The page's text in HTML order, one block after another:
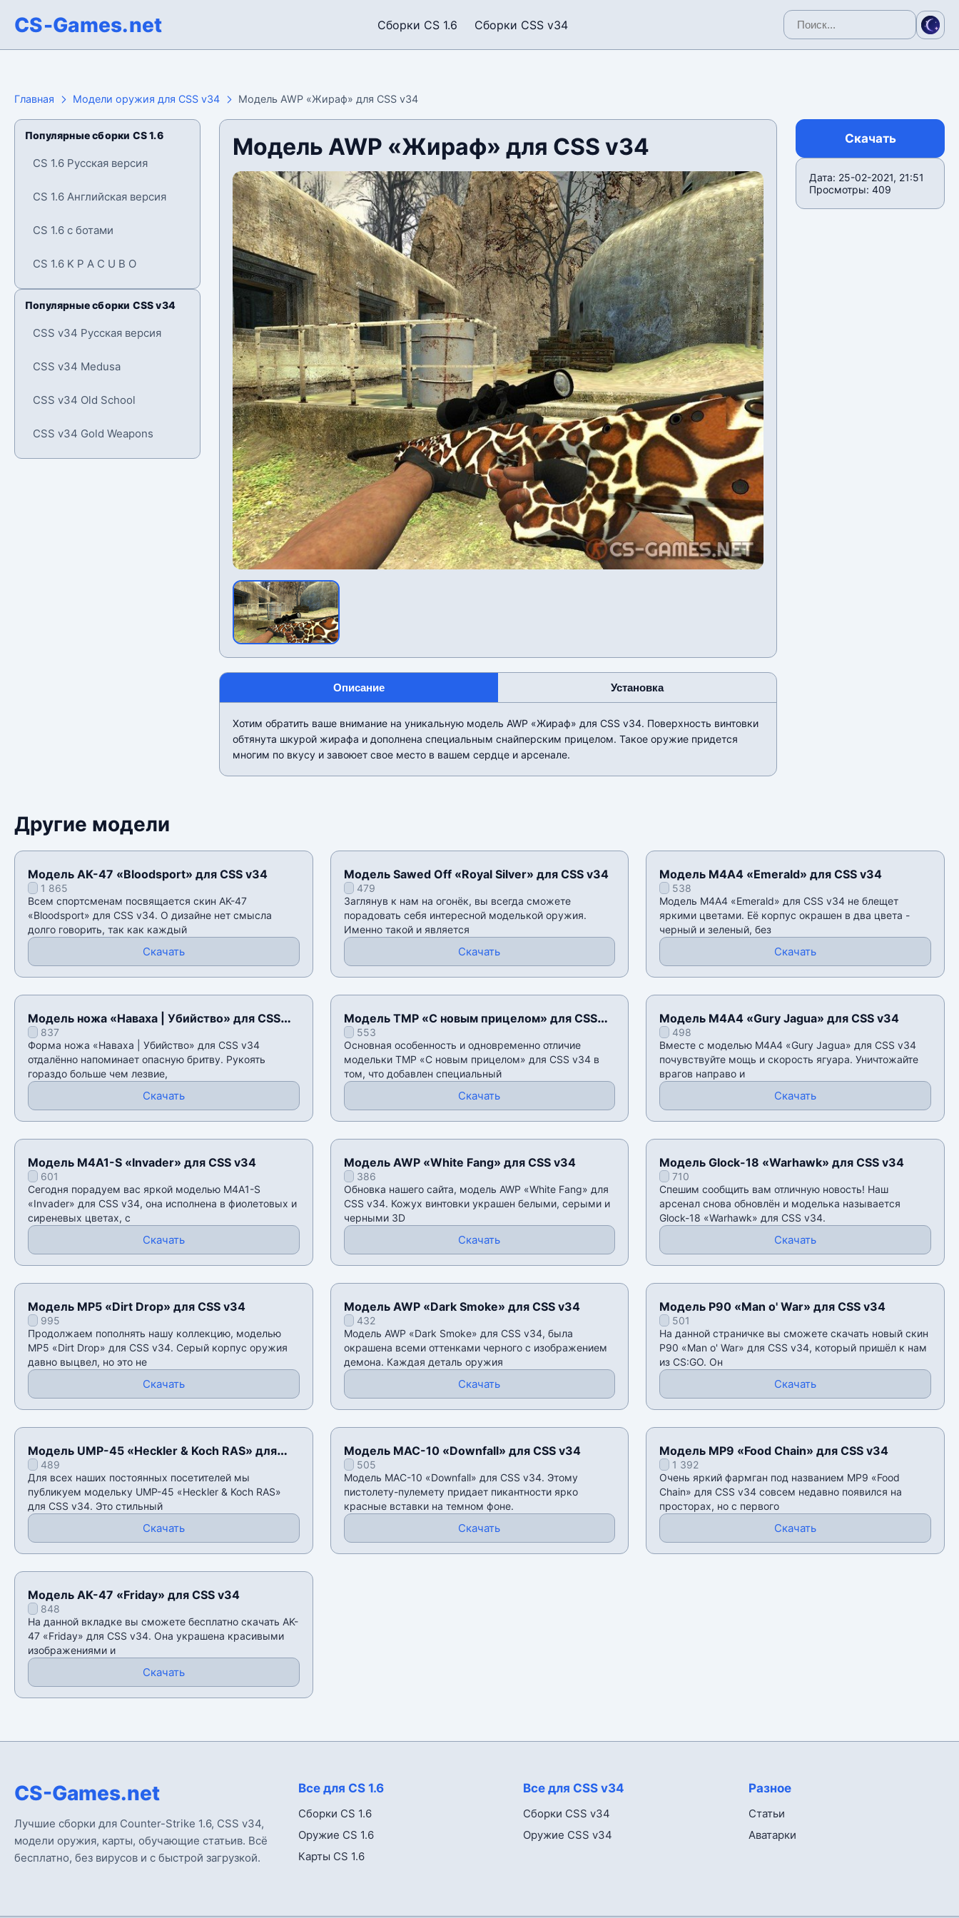
CS-Games.net Сборки CS 1.6 Сборки CSS v34
Главная Модели оружия для CSS v34 Модель AWP «Жираф» для CSS v34
Популярные сборки CS 1.6
CS 1.6 Русская версия
CS 1.6 Английская версия
CS 1.6 с ботами
CS 1.6 K P A C U B O
Популярные сборки CSS v34
CSS v34 Русская версия
CSS v34 Medusa
CSS v34 Old School
CSS v34 Gold Weapons
Модель AWP «Жираф» для CSS v34
Описание Установка
Хотим обратить ваше внимание на уникальную модель AWP «Жираф» для CSS v34. Поверхность винтовки
обтянута шкурой жирафа и дополнена специальным снайперским прицелом. Такое оружие придется
многим по вкусу и завоюет свое место в вашем сердце и арсенале.
Скачать
Дата: 25-02-2021, 21:51
Просмотры: 409
Другие модели
Модель AK-47 «Bloodsport» для CSS v34
1 865
Всем спортсменам посвящается скин AK-47
«Bloodsport» для CSS v34. О дизайне нет смысла
долго говорить, так как каждый
Скачать
Модель Sawed Off «Royal Silver» для CSS v34
479
Заглянув к нам на огонёк, вы всегда сможете
порадовать себя интересной моделькой оружия.
Именно такой и является
Скачать
Модель M4A4 «Emerald» для CSS v34
538
Модель M4A4 «Emerald» для CSS v34 не блещет
яркими цветами. Её корпус окрашен в два цвета -
черный и зеленый, без
Скачать
Модель ножа «Наваха | Убийство» для CSS
v34837
Форма ножа «Наваха | Убийство» для CSS v34
отдалённо напоминает опасную бритву. Рукоять
гораздо больше чем лезвие,
Скачать
Модель TMP «С новым прицелом» для CSS
v34553
Основная особенность и одновременно отличие
модельки TMP «С новым прицелом» для CSS v34 в
том, что добавлен специальный
Скачать
Модель М4А4 «Gury Jagua» для CSS v34
498
Вместе с моделью М4А4 «Gury Jagua» для CSS v34
почувствуйте мощь и скорость ягуара. Уничтожайте
врагов направо и
Скачать
Модель M4A1-S «Invader» для CSS v34
601
Сегодня порадуем вас яркой моделью M4A1-S
«Invader» для CSS v34, она исполнена в фиолетовых и
сиреневых цветах, с
Скачать
Модель AWP «White Fang» для CSS v34
386
Обновка нашего сайта, модель AWP «White Fang» для
CSS v34. Кожух винтовки украшен белыми, серыми и
черными 3D
Скачать
Модель Glock-18 «Warhawk» для CSS v34
710
Спешим сообщить вам отличную новость! Наш
арсенал снова обновлён и моделька называется
Glock-18 «Warhawk» для CSS v34.
Скачать
Модель MP5 «Dirt Drop» для CSS v34
995
Продолжаем пополнять нашу коллекцию, моделью
MP5 «Dirt Drop» для CSS v34. Серый корпус оружия
давно выцвел, но это не
Скачать
Модель AWP «Dark Smoke» для CSS v34
432
Модель AWP «Dark Smoke» для CSS v34, была
окрашена всеми оттенками черного с изображением
демона. Каждая деталь оружия
Скачать
Модель P90 «Man o' War» для CSS v34
501
На данной страничке вы сможете скачать новый скин
P90 «Man o' War» для CSS v34, который пришёл к нам
из CS:GO. Он
Скачать
Модель UMP-45 «Heckler & Koch RAS» для
CSS v34
489
Для всех наших постоянных посетителей мы
публикуем модельку UMP-45 «Heckler & Koch RAS»
для CSS v34. Это стильный
Скачать
Модель MAC-10 «Downfall» для CSS v34
505
Модель MAC-10 «Downfall» для CSS v34. Этому
пистолету-пулемету придает пикантности ярко
красные вставки на темном фоне.
Скачать
Модель MP9 «Food Chain» для CSS v34
1 392
Очень яркий фармган под названием MP9 «Food
Chain» для CSS v34 совсем недавно появился на
просторах, но с первого
Скачать
Модель AK-47 «Friday» для CSS v34
848
На данной вкладке вы сможете бесплатно скачать AK-
47 «Friday» для CSS v34. Она украшена красивыми
изображениями и
Скачать
CS-Games.net
Лучшие сборки для Counter-Strike 1.6, CSS v34,
модели оружия, карты, обучающие статьив. Всё
бесплатно, без вирусов и с быстрой загрузкой.
Все для CS 1.6
Сборки CS 1.6
Оружие CS 1.6
Карты CS 1.6
Все для CSS v34
Сборки CSS v34
Оружие CSS v34
Разное
Статьи
Аватарки